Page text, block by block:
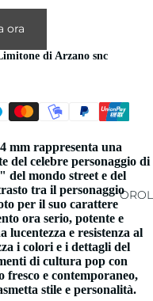
ora
di Arzano snc
mm rappresenta una
del celebre personaggio di
del mondo street e del
tra il personaggio
per il suo carattere
ora serio, potente e
lucentezza e resistenza al
i colori e i dettagli del
di cultura pop con
fresco e contemporaneo,
stile e personalità.